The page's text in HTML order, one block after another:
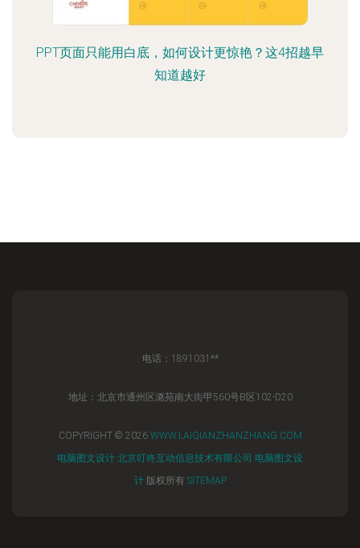
PPT页面只能用白底，如何设计更惊艳？这4招越早
知道越好
电话：1891031**
地址：北京市通州区潞苑南大街甲560号B区102-D20
COPYRIGHT © 2026 WWW.LAIQIANZHANZHANG.COM
电脑图文设计 北京叮咚互动信息技术有限公司 电脑图文设
计版权所有 SITEMAP